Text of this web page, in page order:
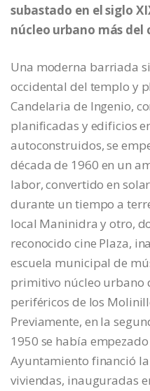
subastado en el siglo
núcleo urbano más del
Una moderna barriada
occidental del templo y
Candelaria de Ingenio,
planificadas y edificios
autoconstruidos, se
década de 1960 en un
labor, convertido en
durante un tiempo a
local Maninidra y otro,
reconocido cine Plaza,
escuela municipal de
primitivo núcleo urbano
periféricos de los
Previamente, en la
1950 se había
Ayuntamiento financió
viviendas, inauguradas